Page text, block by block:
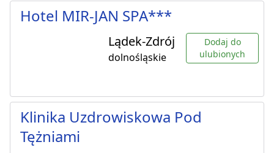
Hotel MIR-JAN SPA***
Lądek-Zdrój
dolnośląskie
Dodaj do
ulubionych
Klinika Uzdrowiskowa Pod
Tężniami